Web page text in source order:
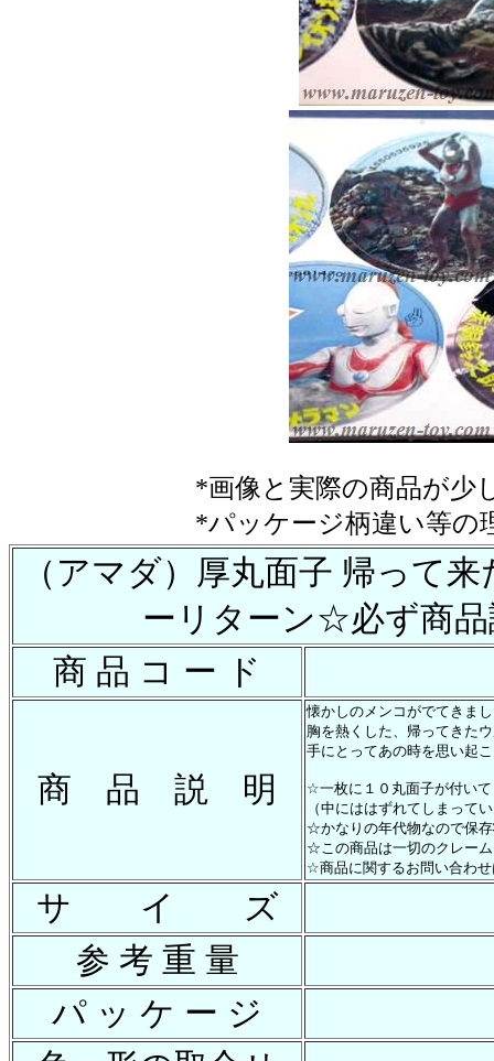
*画像と実際の商品が少
*パッケージ柄違い等の
（アマダ）厚丸面子 帰って
ーリターン☆必ず商
商 品 コ ー ド
商 品 説 明
懐かしのメンコがでてきま
胸を熱くした、帰ってきた
手にとってあの時を思い起
☆一枚に１０丸面子が付い
（中にははずれてしまって
☆かなりの年代物なので保
☆この商品は一切のクレー
☆商品に関するお問い合わ
サ イ ズ
参 考 重 量
パ ッ ケ ー ジ